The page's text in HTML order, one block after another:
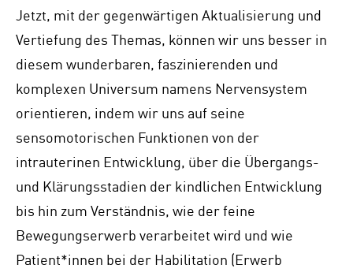
Jetzt, mit der gegenwärtigen Aktualisierung und
Vertiefung des Themas, können wir uns besser in
diesem wunderbaren, faszinierenden und
komplexen Universum namens Nervensystem
orientieren, indem wir uns auf seine
sensomotorischen Funktionen von der
intrauterinen Entwicklung, über die Übergangs-
und Klärungsstadien der kindlichen Entwicklung
bis hin zum Verständnis, wie der feine
Bewegungserwerb verarbeitet wird und wie
Patient*innen bei der Habilitation (Erwerb